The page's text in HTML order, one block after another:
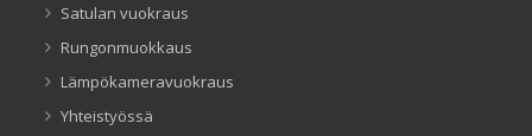
Satulan vuokraus
Rungonmuokkaus
Lämpökameravuokraus
Yhteistyössä